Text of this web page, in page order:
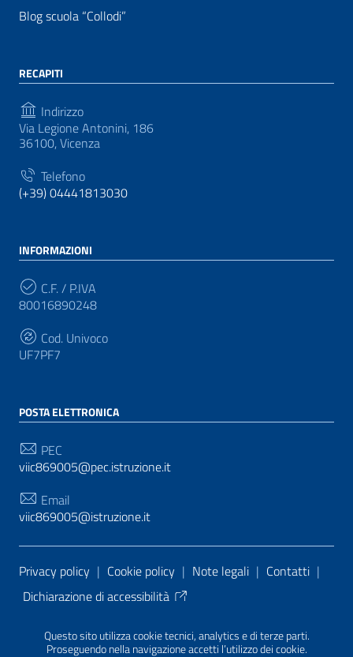
Questo sito utilizza cookie tecnici, analytics e di terze parti.
Proseguendo nella navigazione accetti l’utilizzo dei cookie.
Blog scuola “Collodi”
RECAPITI
Indirizzo
Via Legione Antonini, 186
36100, Vicenza
Telefono
(+39) 04441813030
INFORMAZIONI
C.F. / P.IVA
80016890248
Cod. Univoco
UF7PF7
POSTA ELETTRONICA
PEC
viic869005@pec.istruzione.it
Email
viic869005@istruzione.it
Sezione Link Utili
Privacy policy | Cookie policy | Note legali | Contatti |
Dichiarazione di accessibilità
PA di AgID
| Realizzato con WordPress da